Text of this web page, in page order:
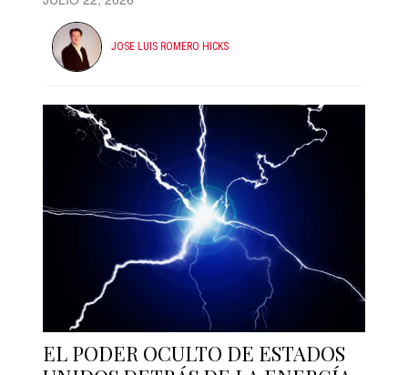
JOSE LUIS ROMERO HICKS
EL PODER OCULTO DE ESTADOS